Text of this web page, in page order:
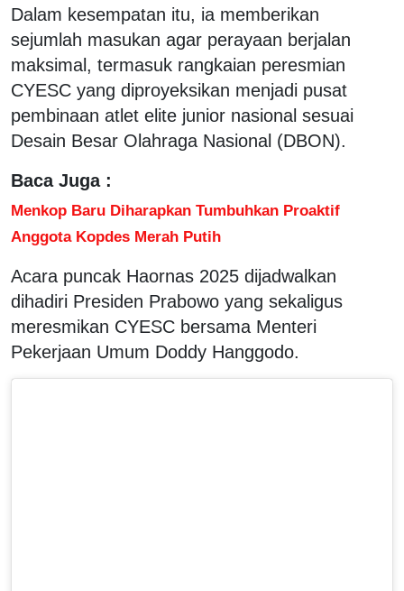
Dalam kesempatan itu, ia memberikan
sejumlah masukan agar perayaan berjalan
maksimal, termasuk rangkaian peresmian
CYESC yang diproyeksikan menjadi pusat
pembinaan atlet elite junior nasional sesuai
Desain Besar Olahraga Nasional (DBON).
Baca Juga :
Menkop Baru Diharapkan Tumbuhkan Proaktif
Anggota Kopdes Merah Putih
Acara puncak Haornas 2025 dijadwalkan
dihadiri Presiden Prabowo yang sekaligus
meresmikan CYESC bersama Menteri
Pekerjaan Umum Doddy Hanggodo.